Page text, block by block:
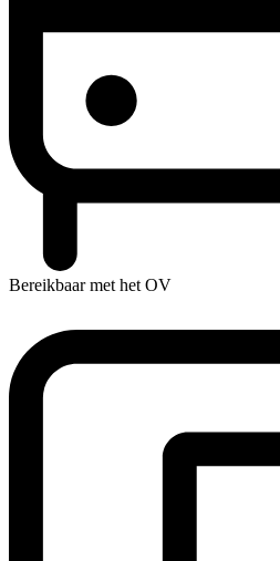
Bereikbaar met het OV